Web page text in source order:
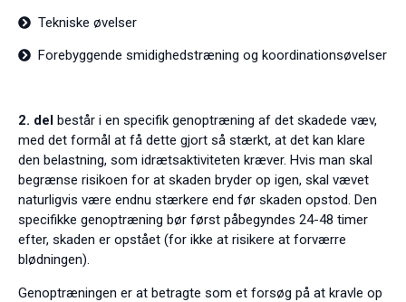
Tekniske øvelser
Forebyggende smidighedstræning og koordinationsøvelser
2. del
består i en specifik genoptræning af det skadede væv,
med det formål at få dette gjort så stærkt, at det kan klare
den belastning, som idrætsaktiviteten kræver. Hvis man skal
begrænse risikoen for at skaden bryder op igen, skal vævet
naturligvis være endnu stærkere end før skaden opstod. Den
specifikke genoptræning bør først påbegyndes 24-48 timer
efter, skaden er opstået (for ikke at risikere at forværre
blødningen).
Genoptræningen er at betragte som et forsøg på at kravle op